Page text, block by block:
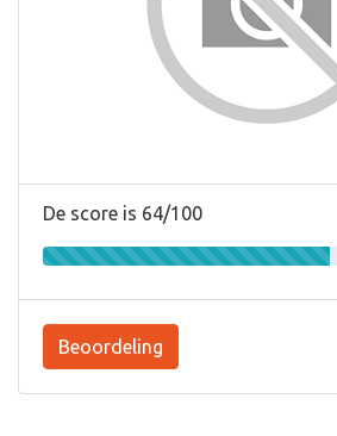
De score is 64/100
Beoordeling